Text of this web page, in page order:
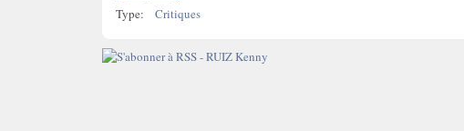
Type:
Critiques